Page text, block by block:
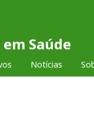
Saúde
Notícias